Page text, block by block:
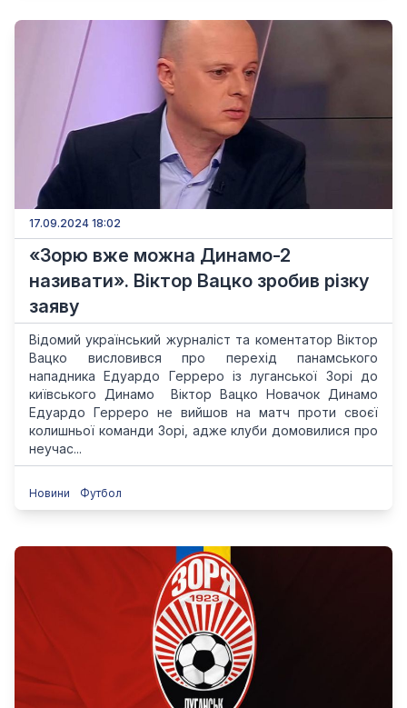
17.09.2024 18:02
«Зорю вже можна Динамо-2
називати». Віктор Вацко зробив різку
заяву
Відомий український журналіст та коментатор Віктор
Вацко висловився про перехід панамського
нападника Едуардо Герреро із луганської Зорі до
київського Динамо Віктор Вацко Новачок Динамо
Едуардо Герреро не вийшов на матч проти своєї
колишньої команди Зорі, адже клуби домовилися про
неучас...
Новини Футбол